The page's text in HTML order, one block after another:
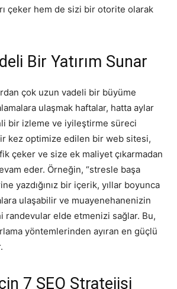
çeker hem de sizi bir otorite olarak
Bir Yatırım Sunar
çok uzun vadeli bir büyüme
ulaşmak haftalar, hatta aylar
bir izleme ve iyileştirme süreci
kez optimize edilen bir web sitesi,
çeker ve size ek maliyet çıkarmadan
eder. Örneğin, “stresle başa
yazdığınız bir içerik, yıllar boyunca
ulaşabilir ve muayenehanenizin
randevular elde etmenizi sağlar. Bu,
yöntemlerinden ayıran en güçlü
7 SEO Stratejisi